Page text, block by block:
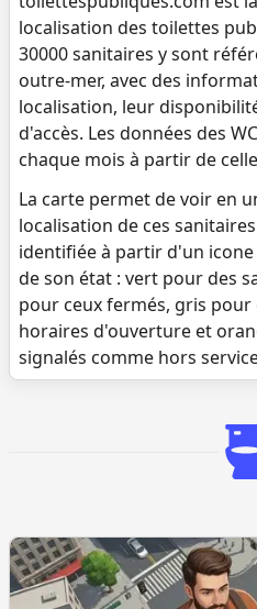
localisation des toilettes
30000 sanitaires y sont
outre-mer, avec des
localisation, leur
d'accès. Les données des
chaque mois à partir de
La carte permet de voir en
localisation de ces
identifiée à partir d'un
de son état : vert pour des
pour ceux fermés, gris
horaires d'ouverture et
signalés comme hors